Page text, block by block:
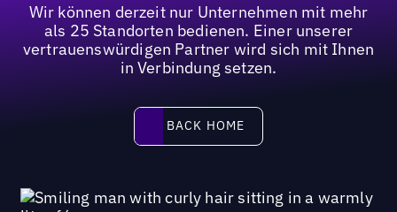
Wir können derzeit nur Unternehmen mit mehr
als 25 Standorten bedienen. Einer unserer
vertrauenswürdigen Partner wird sich mit Ihnen
in Verbindung setzen.
Back home
BACK HOME